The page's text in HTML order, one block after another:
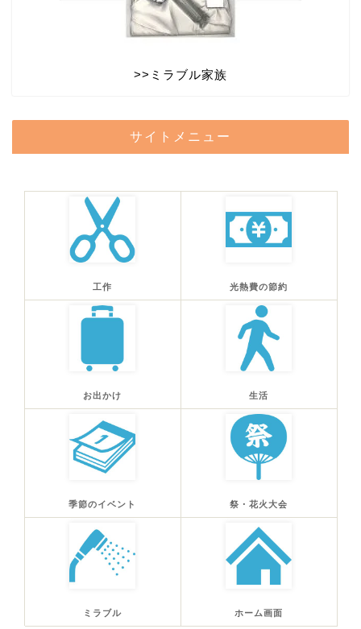
>> ミラブル家族
サイトメニュー
工作 光熱費の節約
お出かけ 生活
季節のイベント 祭・花火大会
ミラブル ホーム画面